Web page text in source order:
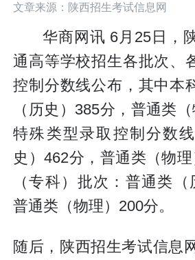
文章来源：陕西招生考试信息网
华商网讯 6月25日，
通高等学校招生各批次、
控制分数线公布，其中本
（历史）385分，普通类（
特殊类型录取控制分数
史）462分，普通类（物
（专科）批次：普通类（
普通类（物理）200分。
随后，陕西招生考试信息